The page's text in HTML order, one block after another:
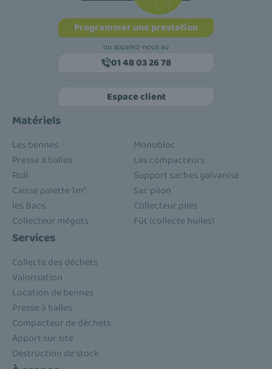
Programmer une prestation
ou appelez-nous au
01 48 03 26 78
Espace client
Matériels
Les bennes
Monobloc
Presse à balles
Les compacteurs
Roll
Support saches galvanisé
Caisse palette 1m³
Sac pilon
les Bacs
Collecteur piles
Collecteur mégots
Fût (collecte huiles)
Services
Collecte des déchets
Valorisation
Location de bennes
Presse à balles
Compacteur de déchets
Apport sur site
Destruction de stock